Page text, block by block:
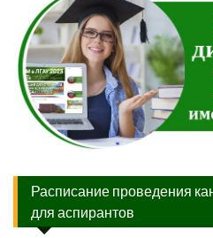
Расписание проведения
для аспирантов